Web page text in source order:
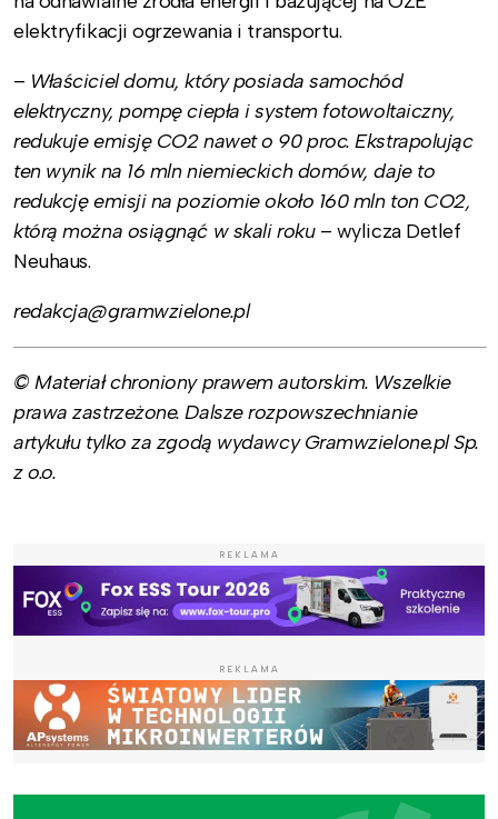
elektryfikacji ogrzewania i transportu.
– Właściciel domu, który posiada samochód
elektryczny, pompę ciepła i system fotowoltaiczny,
redukuje emisję CO2 nawet o 90 proc. Ekstrapolując
ten wynik na 16 mln niemieckich domów, daje to
redukcję emisji na poziomie około 160 mln ton CO2,
którą można osiągnąć w skali roku– wylicza Detlef
Neuhaus.
redakcja@gramwzielone.pl
© Materiał chroniony prawem autorskim. Wszelkie
prawa zastrzeżone. Dalsze rozpowszechnianie
artykułu tylko za zgodą wydawcy Gramwzielone.pl Sp.
z o.o.
REKLAMA
REKLAMA